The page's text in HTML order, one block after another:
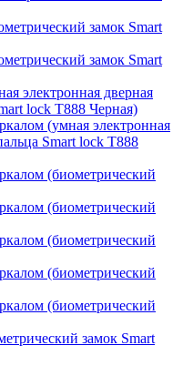
замок Smart
замок Smart
электронная дверная
lock T888 Черная)
(умная электронная
Smart lock T888
(биометрический
(биометрический
(биометрический
(биометрический
(биометрический
замок Smart